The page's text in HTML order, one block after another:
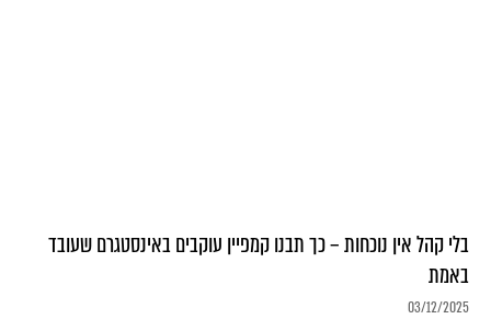
בלי קהל אין נוכחות – כך תבנו קמפיין עוקבים באינסטגרם שעובד
באמת
03/12/2025